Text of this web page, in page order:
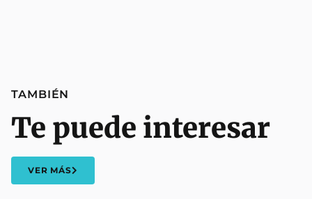
TAMBIÉN
Te puede interesar
VER MÁS